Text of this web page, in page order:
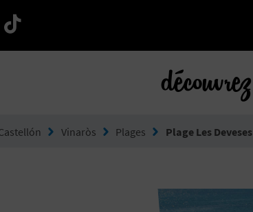
facebook
sur twitter
sur instagram
continuer sur youtube
découvrez
Vinaròs Plages Plage Les Deveses